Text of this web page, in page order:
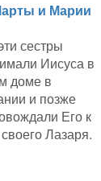
и Марии
сестры
Иисуса в
доме в
и позже
Его к
Лазаря.